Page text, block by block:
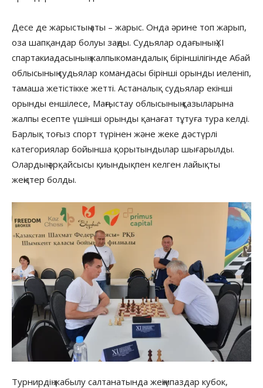
Десе де жарыстың аты – жарыс. Онда әрине топ жарып,
оза шапқандар болуы заңды. Судьялар одағының ХІ
спартакиадасының жалпыкомандалық біріншілігінде Абай
облысының судьялар командасы бірінші орынды иеленіп,
тамаша жетістікке жетті. Астаналық судьялар екінші
орынды еншілесе, Маңғыстау облысының қазыларына
жалпы есепте үшінші орынды қанағат тұтуға тура келді.
Барлық тоғыз спорт түрінен және жеке дәстүрлі
категориялар бойынша қорытындылар шығарылды.
Олардың әрқайсысы қиындықпен келген лайықты
жеңістер болды.
Турнирдің жабылу салтанатында жеңімпаздар кубок,